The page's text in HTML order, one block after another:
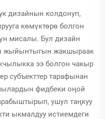
дизайнын колдонуп,
көмүктөрө болгон
мисалы. Бул дизайн
жыйынтыгын жакшыраак
ээ болгон чакыр
субъекттер тарафынан
фидбеки оңой
ушул таңкуу
ыкмалдуу истиемдеги